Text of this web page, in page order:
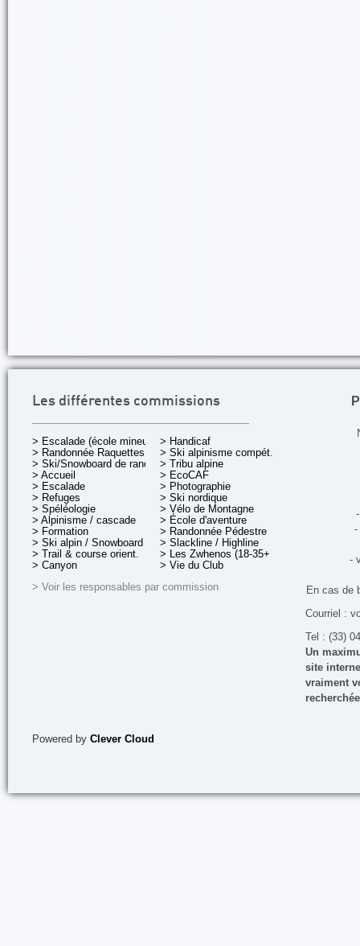
Les différentes commissions
> Escalade (école mineurs)
> Randonnée Raquettes
> Ski/Snowboard de rando.
> Accueil
> Escalade
> Refuges
> Spéléologie
> Alpinisme / cascade
> Formation
> Ski alpin / Snowboard
> Trail & course orient.
> Canyon
> Handicaf
> Ski alpinisme compét.
> Tribu alpine
> EcoCAF
> Photographie
> Ski nordique
> Vélo de Montagne
> École d'aventure
> Randonnée Pédestre
> Slackline / Highline
> Les Zwhenos (18-35+ ans)
> Vie du Club
> Voir les responsables par commission
-
-
En cas de
Courriel :
Tel : (33)
Un
site
vraiment
Powered by Clever Cloud